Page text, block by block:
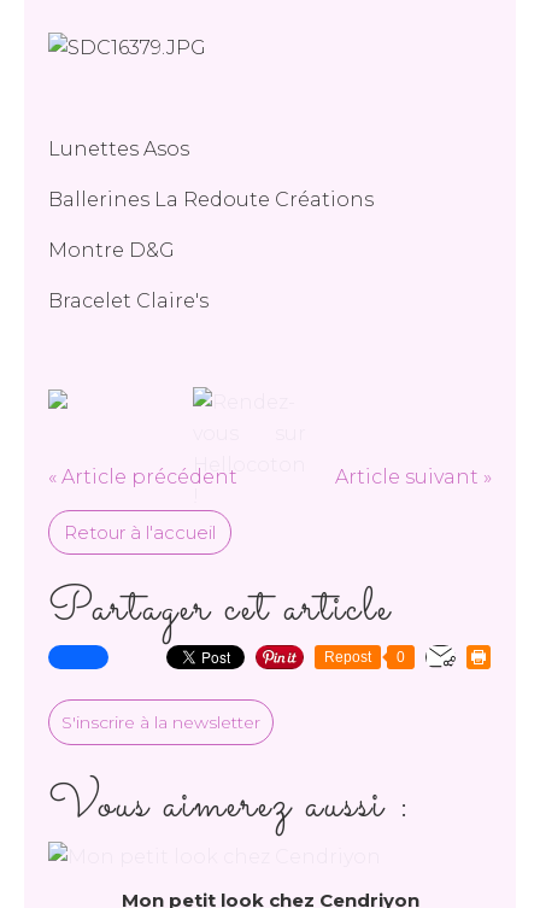
Lunettes Asos
Ballerines La Redoute Créations
Montre D&G
Bracelet Claire's
« Article précédent Article suivant »
Retour à l'accueil
Partager cet article
Repost 0
S'inscrire à la newsletter
Vous aimerez aussi :
Mon petit look chez Cendriyon